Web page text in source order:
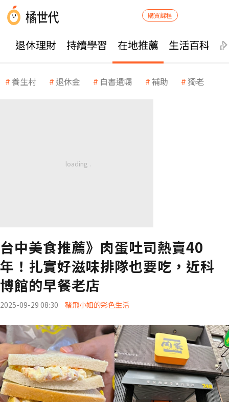
購買課程
退休理財 持續學習 在地推薦 生活百科
養生村 退休金 自書遺囑 補助 獨老
台中美食推薦》肉蛋吐司熱賣40
年！扎實好滋味排隊也要吃，近科
博館的早餐老店
2025-09-29 08:30 豬飛小姐的彩色生活